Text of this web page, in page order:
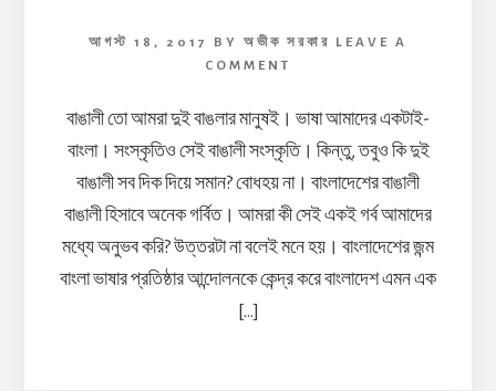
আগস্ট 18, 2017 BY অভীক সরকার
LEAVE A
COMMENT
বাঙালী তো আমরা দুই বাঙলার মানুষই। ভাষা আমাদের একটাই-
বাংলা। সংস্কৃতিও সেই বাঙালী সংস্কৃতি। কিন্তু, তবুও কি দুই
বাঙালী সব দিক দিয়ে সমান? বোধহয় না। বাংলাদেশের বাঙালী
বাঙালী হিসাবে অনেক গর্বিত। আমরা কী সেই একই গর্ব আমাদের
মধ্যে অনুভব করি? উত্তরটা না বলেই মনে হয়। বাংলাদেশের জন্ম
বাংলা ভাষার প্রতিষ্ঠার আন্দোলনকে কেন্দ্র করে বাংলাদেশ এমন এক
[…]